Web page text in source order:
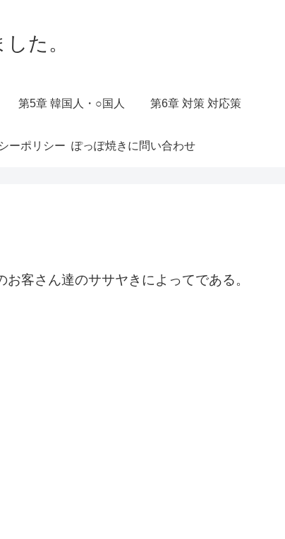
た。
第5章 韓国人・○国人 第6章 対策 対応策
ーポリシー ぽっぽ焼きに問い合わせ
客さん達のササヤきによってである。